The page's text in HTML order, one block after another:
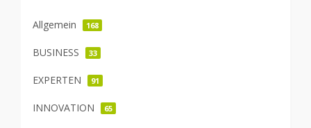
Allgemein 168
BUSINESS 33
EXPERTEN 91
INNOVATION 65